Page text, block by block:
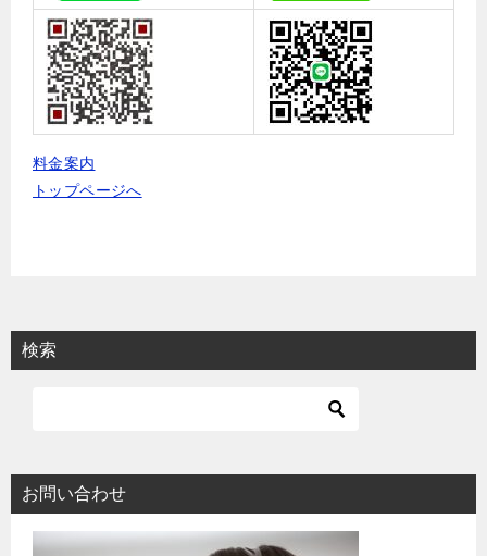
料金案内
トップページへ
検索
お問い合わせ